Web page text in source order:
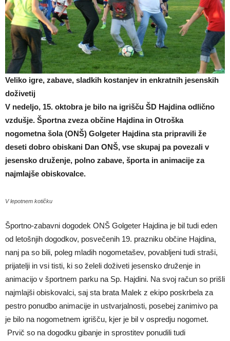
Veliko igre, zabave, sladkih kostanjev in enkratnih jesenskih
doživetij
V nedeljo, 15. oktobra je bilo na igrišču ŠD Hajdina odlično
vzdušje. Športna zveza občine Hajdina in Otroška
nogometna šola (ONŠ) Golgeter Hajdina sta pripravili že
deseti dobro obiskani Dan ONŠ, vse skupaj pa povezali v
jesensko druženje, polno zabave, športa in animacije za
najmlajše obiskovalce.
V lepotnem kotičku
Športno-zabavni dogodek ONŠ Golgeter Hajdina je bil tudi eden
od letošnjih dogodkov, posvečenih 19. prazniku občine Hajdina,
nanj pa so bili, poleg mladih nogometašev, povabljeni tudi straši,
prijatelji in vsi tisti, ki so želeli doživeti jesensko druženje in
animacijo v športnem parku na Sp. Hajdini. Na svoj račun so prišli
najmlajši obiskovalci, saj sta brata Malek z ekipo poskrbela za
pestro ponudbo animacije in ustvarjalnosti, posebej zanimivo pa
je bilo na nogometnem igrišču, kjer je bil v ospredju nogomet.
Prvič so na dogodku gibanje in sprostitev ponudili tudi